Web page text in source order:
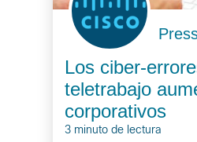
Los ciber-
teletrabajo
corporativos
3 minuto de lectura